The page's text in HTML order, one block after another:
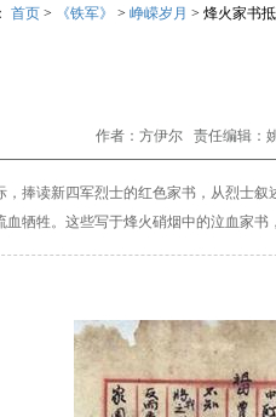
首页 > 《铁军》 > 峥嵘岁月 > 烽火家书
作者：方伊尔 责任编辑：
捧读新四军烈士的红色家书，从烈士叙
血牺牲。这些写于烽火硝烟中的泣血家书